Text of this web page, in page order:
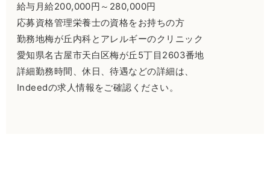
給与月給200,000円～280,000円
応募資格管理栄養士の資格をお持ちの方
勤務地梅が丘内科とアレルギーのクリニック
愛知県名古屋市天白区梅が丘5丁目2603番地
詳細勤務時間、休日、待遇などの詳細は、
Indeedの求人情報をご確認ください。